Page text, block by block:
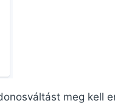
meg kell